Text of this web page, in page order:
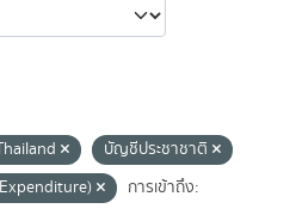
บัญชีประชาชาติ
การเข้าถึง: